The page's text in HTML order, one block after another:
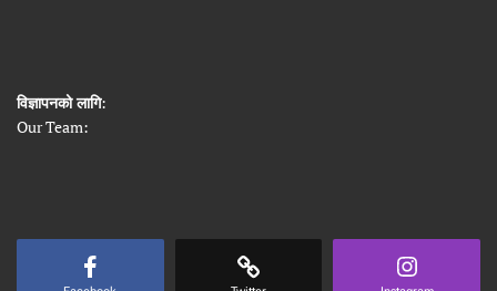
विज्ञापनको लागि:
Our Team: